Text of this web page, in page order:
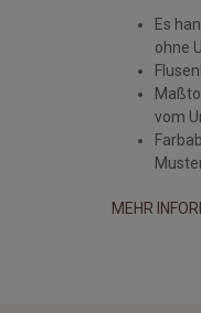
Es
ohne
vom
MEHR